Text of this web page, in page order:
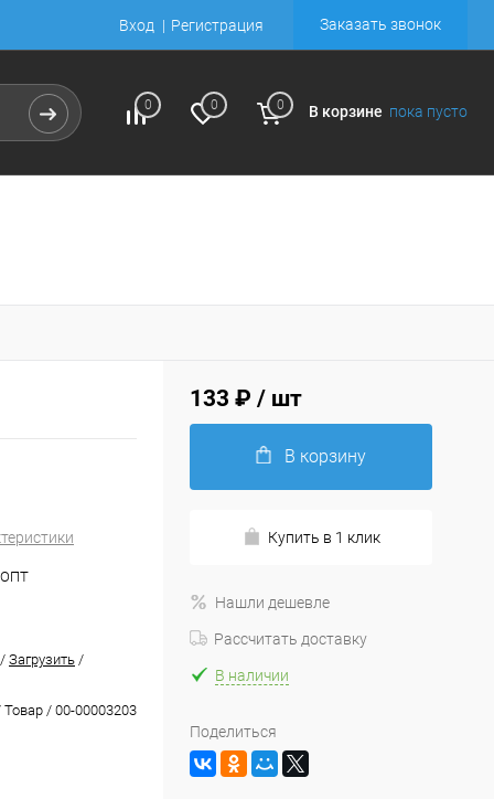
Вход Регистрация Заказать звонок
0 0 0 В корзине пока пусто
Загрузить /
Товар / 00-00003203
133 ₽ / шт
В корзину
Купить в 1 клик
Нашли дешевле
Рассчитать доставку
В наличии
Поделиться